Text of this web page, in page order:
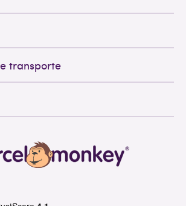
transporte